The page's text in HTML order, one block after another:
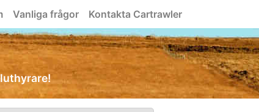
Vanliga frågor Kontakta Cartrawler